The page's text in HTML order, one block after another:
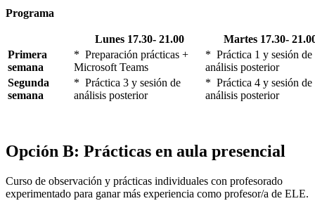
Programa
Lunes 17.30- 21.00 Martes 17.30-
Primera
semana
* Preparación prácticas +
Microsoft Teams
* Práctica 1 y sesión de
análisis posterior
Segunda
semana
* Práctica 3 y sesión de
análisis posterior
* Práctica 4 y sesión de
análisis posterior
Opción B: Prácticas en aula presencial
Curso de observación y prácticas individuales con profesorado
experimentado para ganar más experiencia como profesor/a de ELE.